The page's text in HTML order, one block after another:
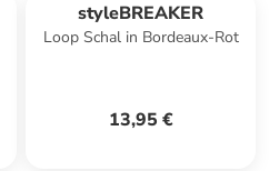
styleBREAKER
Loop Schal in Bordeaux-Rot
13,95 €